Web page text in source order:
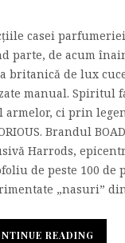
casei parfumeriei
parte, de acum
britanică de lux
manual. Spiritul
armelor, ci prin
Brandul
Harrods,
de peste 100
„nasuri”
READING